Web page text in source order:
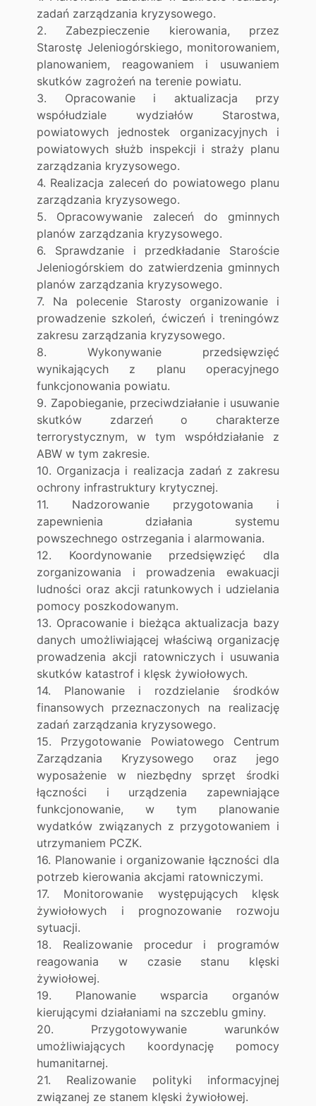
zadań zarządzania kryzysowego.
2. Zabezpieczenie kierowania, przez
Starostę Jeleniogórskiego, monitorowaniem,
planowaniem, reagowaniem i usuwaniem
skutków zagrożeń na terenie powiatu.
3. Opracowanie i aktualizacja przy
współudziale wydziałów Starostwa,
powiatowych jednostek organizacyjnych i
powiatowych służb inspekcji i straży planu
zarządzania kryzysowego.
4. Realizacja zaleceń do powiatowego planu
zarządzania kryzysowego.
5. Opracowywanie zaleceń do gminnych
planów zarządzania kryzysowego.
6. Sprawdzanie i przedkładanie Staroście
Jeleniogórskiem do zatwierdzenia gminnych
planów zarządzania kryzysowego.
7. Na polecenie Starosty organizowanie i
prowadzenie szkoleń, ćwiczeń i treningówz
zakresu zarządzania kryzysowego.
8. Wykonywanie przedsięwzięć
wynikających z planu operacyjnego
funkcjonowania powiatu.
9. Zapobieganie, przeciwdziałanie i usuwanie
skutków zdarzeń o charakterze
terrorystycznym, w tym współdziałanie z
ABW w tym zakresie.
10. Organizacja i realizacja zadań z zakresu
ochrony infrastruktury krytycznej.
11. Nadzorowanie przygotowania i
zapewnienia działania systemu
powszechnego ostrzegania i alarmowania.
12. Koordynowanie przedsięwzięć dla
zorganizowania i prowadzenia ewakuacji
ludności oraz akcji ratunkowych i udzielania
pomocy poszkodowanym.
13. Opracowanie i bieżąca aktualizacja bazy
danych umożliwiającej właściwą organizację
prowadzenia akcji ratowniczych i usuwania
skutków katastrof i klęsk żywiołowych.
14. Planowanie i rozdzielanie środków
finansowych przeznaczonych na realizację
zadań zarządzania kryzysowego.
15. Przygotowanie Powiatowego Centrum
Zarządzania Kryzysowego oraz jego
wyposażenie w niezbędny sprzęt środki
łączności i urządzenia zapewniające
funkcjonowanie, w tym planowanie
wydatków związanych z przygotowaniem i
utrzymaniem PCZK.
16. Planowanie i organizowanie łączności dla
potrzeb kierowania akcjami ratowniczymi.
17. Monitorowanie występujących klęsk
żywiołowych i prognozowanie rozwoju
sytuacji.
18. Realizowanie procedur i programów
reagowania w czasie stanu klęski
żywiołowej.
19. Planowanie wsparcia organów
kierującymi działaniami na szczeblu gminy.
20. Przygotowywanie warunków
umożliwiających koordynację pomocy
humanitarnej.
21. Realizowanie polityki informacyjnej
związanej ze stanem klęski żywiołowej.